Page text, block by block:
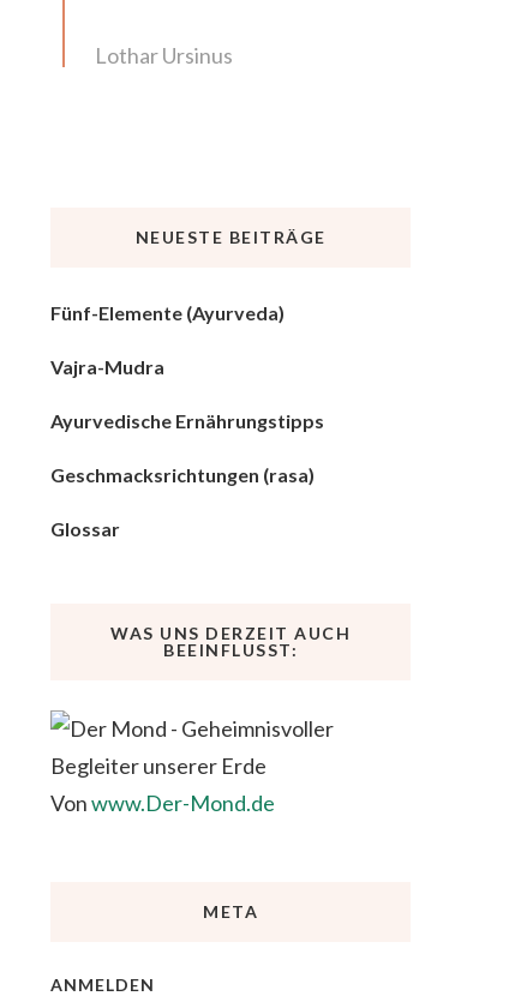
Lothar Ursinus
NEUESTE BEITRÄGE
Fünf-Elemente (Ayurveda)
Vajra-Mudra
Ayurvedische Ernährungstipps
Geschmacksrichtungen (rasa)
Glossar
WAS UNS DERZEIT AUCH
BEEINFLUSST:
Vonwww.Der-Mond.de
META
ANMELDEN